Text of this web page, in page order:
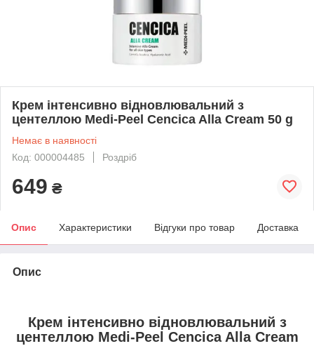
Крем інтенсивно відновлювальний з
центеллою Medi-Peel Cencica Alla Cream 50 g
Немає в наявності
Код: 000004485
Роздріб
649 ₴
Опис Характеристики Відгуки про товар Доставка
Опис
Крем інтенсивно відновлювальний з
центеллою Medi-Peel Cencica Alla Cream